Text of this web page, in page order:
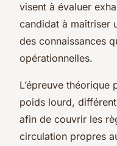
visent à évaluer
candidat à maîtriser
des connaissances
opérationnelles.
L’épreuve
poids lourd,
afin de couvrir les
circulation propres